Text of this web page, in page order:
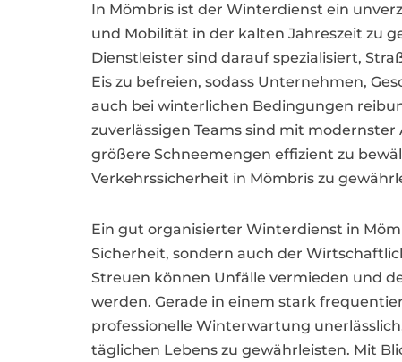
In Mömbris ist der Winterdienst ein
und Mobilität in der kalten Jahreszeit zu
Dienstleister sind darauf spezialisiert,
Eis zu befreien, sodass Unternehmen,
auch bei winterlichen Bedingungen
zuverlässigen Teams sind mit
größere Schneemengen effizient zu
Verkehrssicherheit in Mömbris zu
Ein gut organisierter Winterdienst in
Sicherheit, sondern auch der
Streuen können Unfälle vermieden und
werden. Gerade in einem stark
professionelle Winterwartung
täglichen Lebens zu gewährleisten. Mit